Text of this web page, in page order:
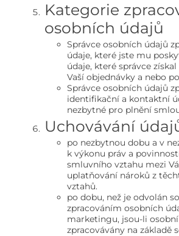
Kategorie
osobních údajů
Správce osobních údajů
údaje, které jste mu
údaje, které správce
Vaší objednávky a nebo
Správce osobních údajů
identifikační a kontaktní
nezbytné pro plnění
Uchovávání
po nezbytnou dobu a v
k výkonu práv a
smluvního vztahu mezi
uplatňování nároků z
vztahů.
po dobu, než je odvolán
zpracováním osobních
marketingu, jsou-li
zpracovávány na základě